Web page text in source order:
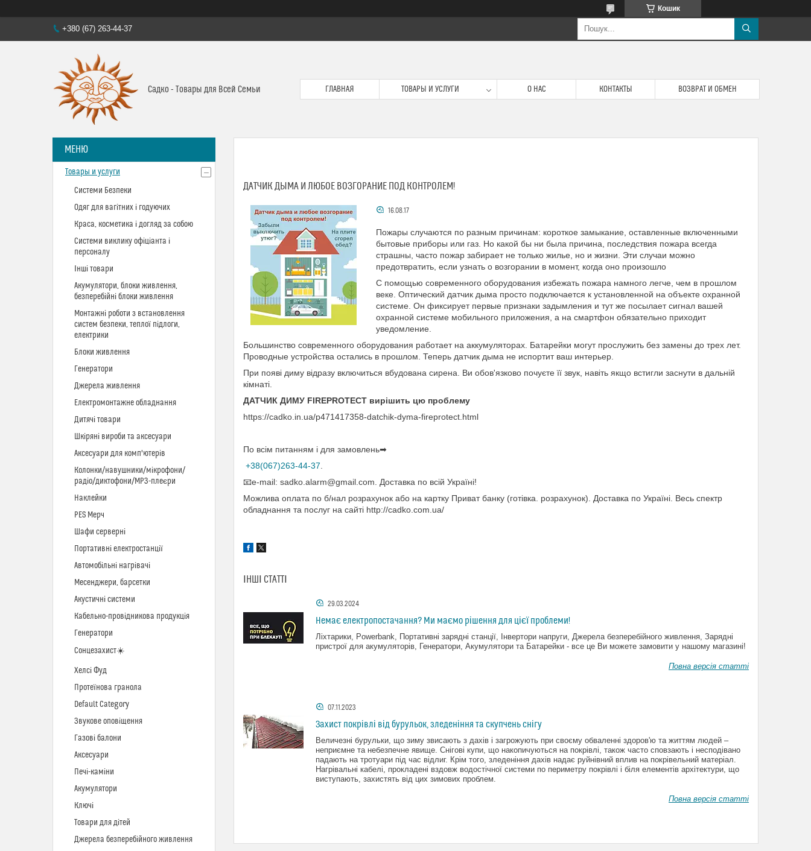
Кошик
+380 (67) 263-44-37
Садко - Товары для Всей Семьи ГЛАВНАЯ ТОВАРЫ И УСЛУГИ О НАС КОНТАКТЫ ВОЗВРАТ И ОБМЕН
ДАТЧИК ДЫМА И ЛЮБОЕ ВОЗГОРАНИЕ ПОД КОНТРОЛЕМ!
16.08.17
Пожары случаются по разным причинам: короткое замыкание, оставленные включенными
бытовые приборы или газ. Но какой бы ни была причина, последствия пожара всегда
страшны, часто пожар забирает не только жилье, но и жизни. Эти случаи можно
предотвратить, если узнать о возгорании в момент, когда оно произошло
С помощью современного оборудования избежать пожара намного легче, чем в прошлом
веке. Оптический датчик дыма просто подключается к установленной на объекте охранной
системе. Он фиксирует первые признаки задымления и тут же посылает сигнал вашей
охранной системе мобильного приложения, а на смартфон обязательно приходит
уведомление.
Большинство современного оборудования работает на аккумуляторах. Батарейки могут прослужить без замены до трех лет.
Проводные устройства остались в прошлом. Теперь датчик дыма не испортит ваш интерьер.
При появі диму відразу включиться вбудована сирена. Ви обов'язково почуєте її звук, навіть якщо встигли заснути в дальній
кімнаті.
ДАТЧИК ДИМУ FIREPROTECT вирішить цю проблему
https://cadko.in.ua/p471417358-datchik-dyma-fireprotect.html
По всім питанням і для замовлень➡
+38(067)263-44-37
📧e-mail: sadko.alarm@gmail.com. Доставка по всій Україні!
Можлива оплата по б/нал розрахунок або на картку Приват банку (готівка. розрахунок). Доставка по Україні. Весь спектр
обладнання та послуг на сайті http://cadko.com.ua/
ІНШІ СТАТТІ
29.03.2024
Немає електропостачання? Ми маємо рішення для цієї проблеми!
Ліхтарики, Powerbank, Портативні зарядні станції, Інвертори напруги, Джерела безперебійного живлення, Зарядні
пристрої для акумуляторів, Генератори, Акумулятори та Батарейки - все це Ви можете замовити у нашому магазині!
Повна версія статті
07.11.2023
Захист покрівлі від бурульок, зледеніння та скупчень снігу
Величезні бурульки, що зиму звисають з дахів і загрожують при своєму обваленні здоров'ю та життям людей –
неприємне та небезпечне явище. Снігові купи, що накопичуються на покрівлі, також часто сповзають і несподівано
падають на тротуари під час відлиг. Крім того, зледеніння дахів надає руйнівний вплив на покрівельний матеріал.
Нагрівальні кабелі, прокладені вздовж водостічної системи по периметру покрівлі і біля елементів архітектури, що
виступають, захистять від цих зимових проблем.
Повна версія статті
Товары и услуги
Системи Безпеки
Одяг для вагітних і годуючих
Краса, косметика і догляд за собою
Системи виклику офіціанта і
персоналу
Інші товари
Акумулятори, блоки живлення,
безперебійні блоки живлення
Монтажні роботи з встановлення
систем безпеки, теплої підлоги,
електрики
Блоки живлення
Генератори
Джерела живлення
Електромонтажне обладнання
Дитячі товари
Шкіряні вироби та аксесуари
Аксесуари для комп'ютерів
Колонки/навушники/мікрофони/
радіо/диктофони/MP3-плеєри
Наклейки
PES Мерч
Шафи серверні
Портативні електростанції
Автомобільні нагрівачі
Месенджери, барсетки
Акустичні системи
Кабельно-провідникова продукція
Генератори
Сонцезахист☀️
Хелсі Фуд
Протеїнова гранола
Default Category
Звукове оповіщення
Газові балони
Аксесуари
Печі-каміни
Акумулятори
Ключі
Товари для дітей
Джерела безперебійного живлення